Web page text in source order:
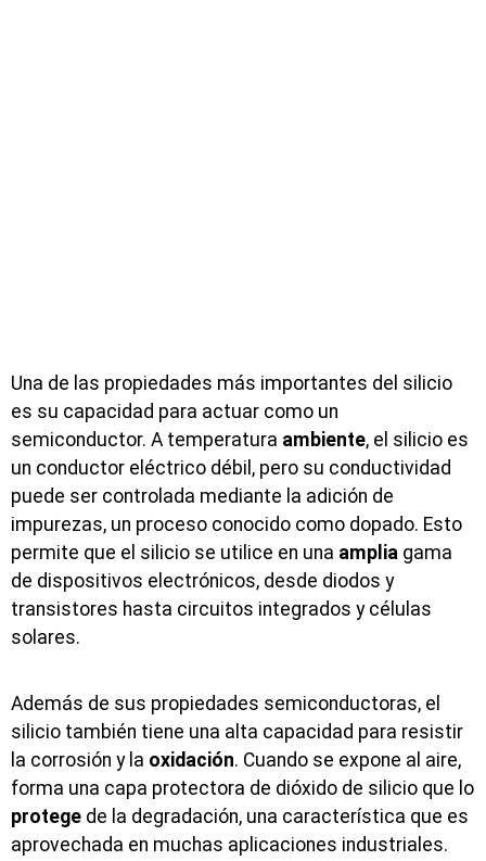
Una de las propiedades más importantes del silicio
es su capacidad para actuar como un
semiconductor. A temperatura ambiente, el silicio es
un conductor eléctrico débil, pero su conductividad
puede ser controlada mediante la adición de
impurezas, un proceso conocido como dopado. Esto
permite que el silicio se utilice en una amplia gama
de dispositivos electrónicos, desde diodos y
transistores hasta circuitos integrados y células
solares.
Además de sus propiedades semiconductoras, el
silicio también tiene una alta capacidad para resistir
la corrosión y la oxidación. Cuando se expone al aire,
forma una capa protectora de dióxido de silicio que lo
protege de la degradación, una característica que es
aprovechada en muchas aplicaciones industriales.